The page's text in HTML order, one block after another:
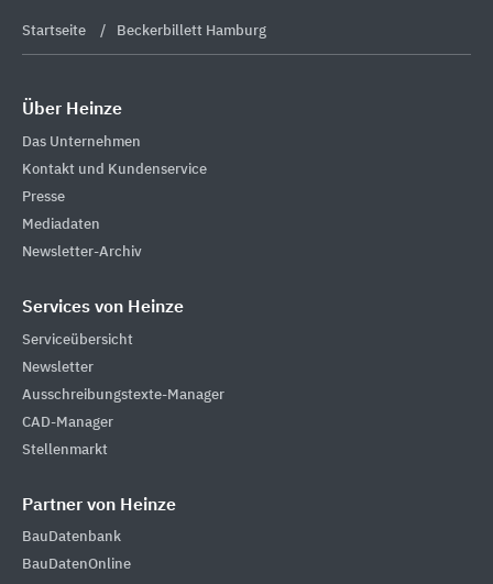
Startseite Beckerbillett Hamburg
Über Heinze
Das Unternehmen
Kontakt und Kundenservice
Presse
Mediadaten
Newsletter-Archiv
Services von Heinze
Serviceübersicht
Newsletter
Ausschreibungstexte-Manager
CAD-Manager
Stellenmarkt
Partner von Heinze
BauDatenbank
BauDatenOnline